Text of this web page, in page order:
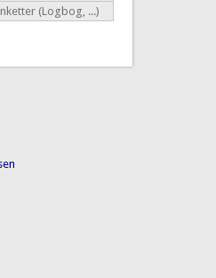
(Logbog, ...)